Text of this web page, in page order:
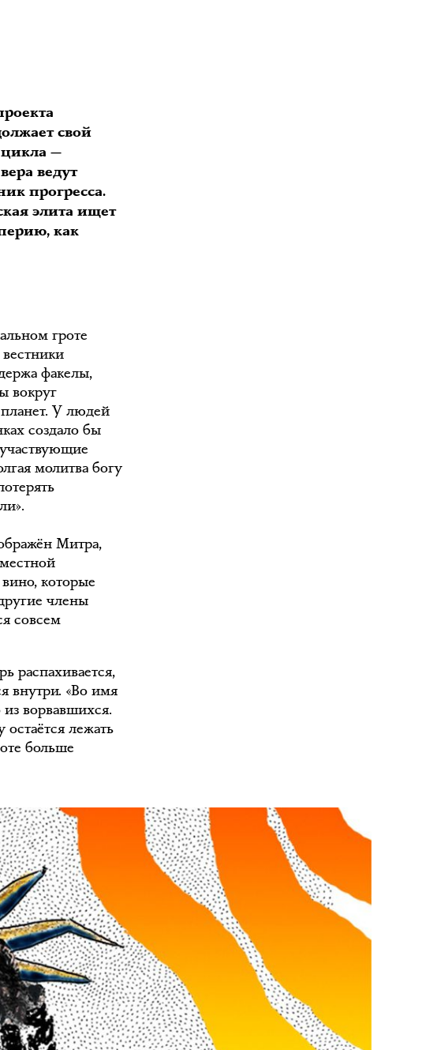
свой
цикла —
ведут
прогресса.
элита ищет
как
гроте
факелы,
вокруг
У людей
создало бы
молитва богу
Митра,
которые
члены
совсем
распахивается,
внутри. «Во имя
ворвавшихся.
лежать
больше